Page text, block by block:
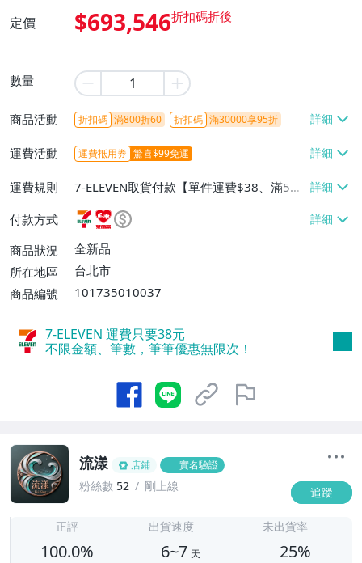
定價 $693,546
數量
商品活動 折扣碼 滿800折60 折扣碼 滿30000享95折
運費活動 運費抵用券 驚喜$99免運
運費規則
7-ELEVEN取貨付款【單件運費$38、滿5件
或消費滿$1298免運費】、7-ELEVEN取貨
不付款【免運費】、萊爾富取貨付款【單件
運費$60、滿5件或消費滿$1298免運
費】、宅配/貨運【單件運費$120、滿5件
付款方式
商品狀況
全新品
所在地區
台北市
商品編號
101735010037
7-ELEVEN 運費只要38元
不限金額、筆數，筆筆優惠無限次！
流漾 店鋪 實名驗證
粉絲數 52 剛上線 追蹤
正評
100.0%
出貨速度
6~7 天
未出貨率
25%